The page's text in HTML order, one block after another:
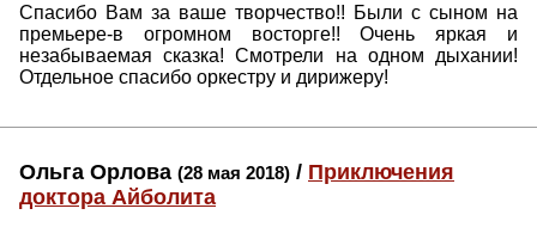
Спасибо Вам за ваше творчество!! Были с сыном на
премьере-в огромном восторге!! Очень яркая и
незабываемая сказка! Смотрели на одном дыхании!
Отдельное спасибо оркестру и дирижеру!
Ольга Орлова (28 мая 2018) / Приключения
доктора Айболита